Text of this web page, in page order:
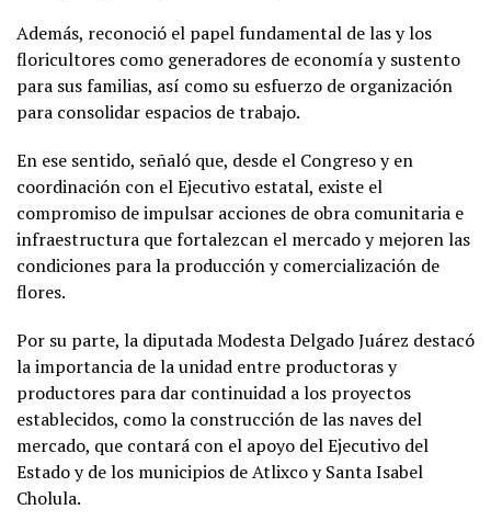
Además, reconoció el papel fundamental de las y los
floricultores como generadores de economía y sustento
para sus familias, así como su esfuerzo de organización
para consolidar espacios de trabajo.
En ese sentido, señaló que, desde el Congreso y en
coordinación con el Ejecutivo estatal, existe el
compromiso de impulsar acciones de obra comunitaria e
infraestructura que fortalezcan el mercado y mejoren las
condiciones para la producción y comercialización de
flores.
Por su parte, la diputada Modesta Delgado Juárez destacó
la importancia de la unidad entre productoras y
productores para dar continuidad a los proyectos
establecidos, como la construcción de las naves del
mercado, que contará con el apoyo del Ejecutivo del
Estado y de los municipios de Atlixco y Santa Isabel
Cholula.